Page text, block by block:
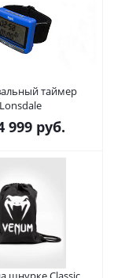
таймер
Lonsdale
999 руб.